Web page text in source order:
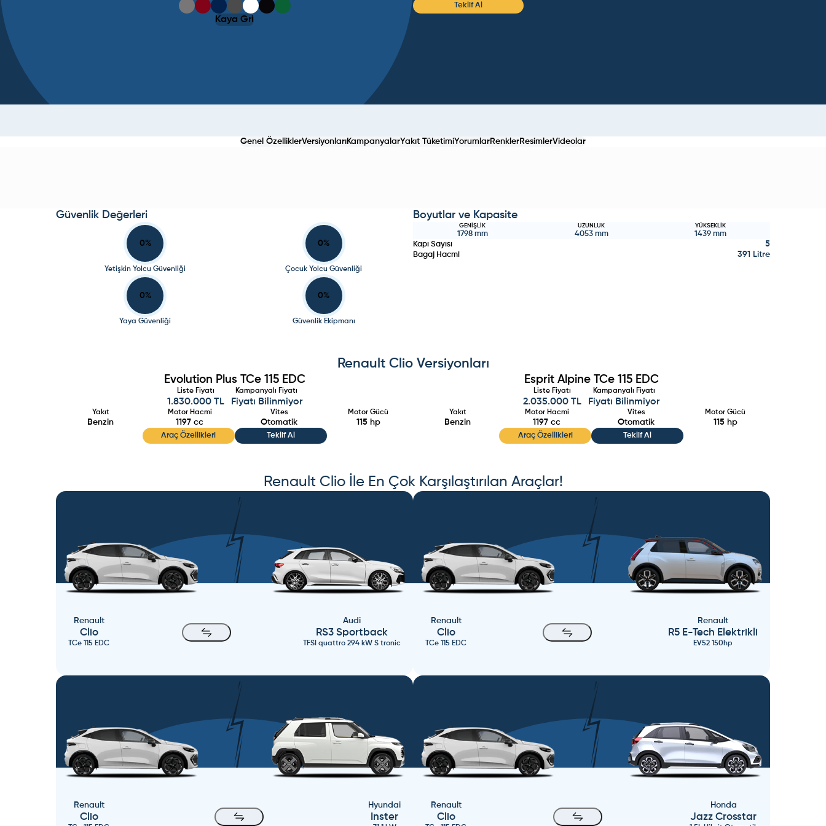
Kaya Gri
Teklif Al
Genel ÖzelliklerVersiyonlarıKampanyalarYakıt TüketimiYorumlarRenklerResimlerVideolar
Güvenlik Değerleri
0%
Yetişkin Yolcu Güvenliği
0%
Çocuk Yolcu Güvenliği
0%
Yaya Güvenliği
0%
Güvenlik Ekipmanı
Boyutlar ve Kapasite
GENIŞLIK
1798mm
UZUNLUK
4053mm
YÜKSEKLIK
1439mm
Kapı Sayısı
5
Bagaj Hacmi 391 Litre
Renault ClioVersiyonları
Evolution Plus TCe 115 EDC
Liste Fiyatı
1.830.000 TL
Kampanyalı Fiyatı
Fiyatı Bilinmiyor
Yakıt
Benzin
Motor Hacmi
1197 cc
Vites
Otomatik
Motor Gücü
115hp
Araç Özellikleri Teklif Al
Esprit Alpine TCe 115 EDC
Liste Fiyatı
2.035.000 TL
Kampanyalı Fiyatı
Fiyatı Bilinmiyor
Yakıt
Benzin
Motor Hacmi
1197 cc
Vites
Otomatik
Motor Gücü
115hp
Araç Özellikleri Teklif Al
Renault Clioİle En Çok Karşılaştırılan Araçlar!
Renault
Clio
TCe 115 EDC
Audi
RS3 Sportback
TFSI quattro 294 kW S tronic
Renault
Clio
TCe 115 EDC
Renault
R5 E-Tech Elektrikli
EV52 150hp
Renault
Clio
Hyundai
Inster
Renault
Clio
Honda
Jazz Crosstar